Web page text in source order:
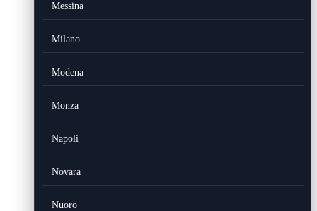
Messina
Milano
Modena
Monza
Napoli
Novara
Nuoro